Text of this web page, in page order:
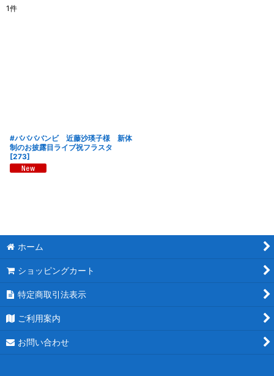
1件
#ババババンビ 近藤沙瑛子様 新体
制のお披露目ライブ祝フラスタ
[273]
ホーム
ショッピングカート
特定商取引法表示
ご利用案内
お問い合わせ